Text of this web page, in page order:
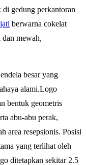
di gedung perkantoran
berwarna cokelat
mewah,
besar yang
alami.Logo
bentuk geometris
abu-abu perak,
area resepsionis. Posisi
yang terlihat oleh
ditetapkan sekitar 2.5